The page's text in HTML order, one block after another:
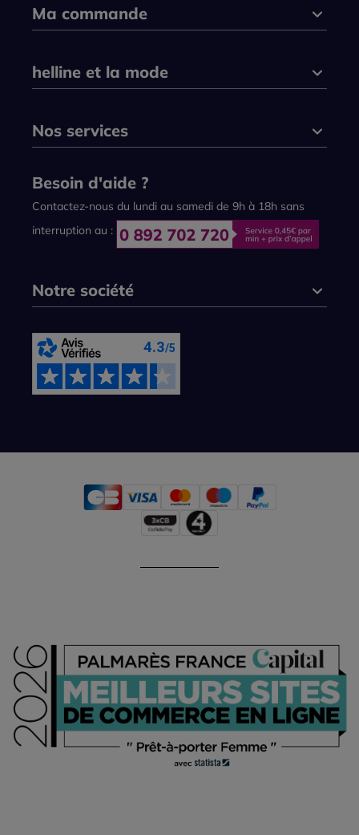
Ma commande
helline et la mode
Nos services
Besoin d'aide ?
Contactez-nous du lundi au samedi de 9h à 18h sans
interruption au :
Notre société